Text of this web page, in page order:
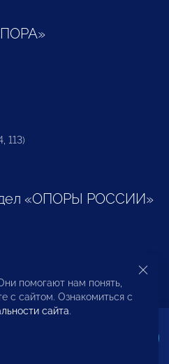
113)
«ОПОРЫ РОССИИ»
предпринимателей и
помогают нам понять,
с сайтом. Ознакомиться с
сайта.